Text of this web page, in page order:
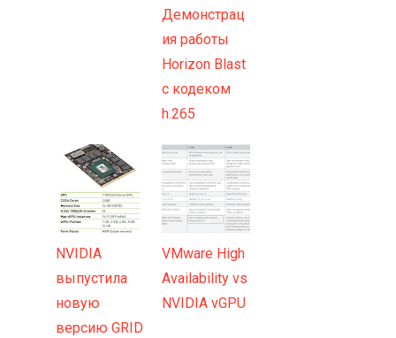
Демонстрац
ия работы
Horizon Blast
с кодеком
h.265
NVIDIA
выпустила
новую
версию GRID
VMware High
Availability vs
NVIDIA vGPU